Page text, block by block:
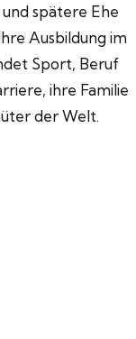
spätere Ehe
Ausbildung im
Sport, Beruf
ihre Familie
der Welt.